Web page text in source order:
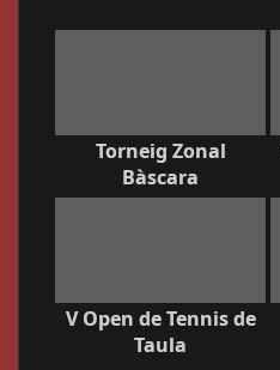
Torneig Zonal
Bàscara
V Open de Tennis de
Taula